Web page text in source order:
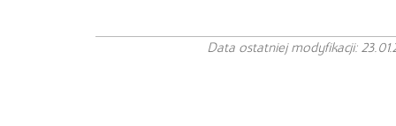
Data ostatniej modyfikacji: